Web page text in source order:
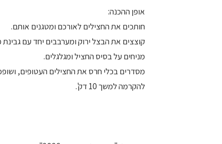
אופן ההכנה:
חותכים את החצילים לאורכם ומטגנים אותם.
קוצצים את הבצל ירוק ומערבבים יחד עם גבינת
מניחים על בסיס החציל ומגלגלים.
מסדרים בכלי חרס את החצילים העטופים,
להקרמה למשך 10 דק'.